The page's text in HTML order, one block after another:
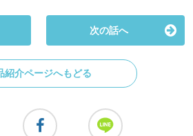
次の話へ
紹介ページへもどる